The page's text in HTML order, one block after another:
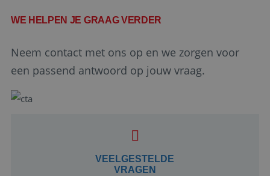
WE HELPEN JE GRAAG VERDER
Neem contact met ons op en we zorgen voor
een passend antwoord op jouw vraag.
VEELGESTELDE
VRAGEN
Google Privacy Policy